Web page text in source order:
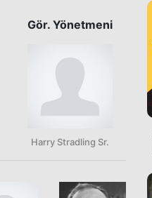
Gör. Yönetmeni
Harry Stradling Sr.